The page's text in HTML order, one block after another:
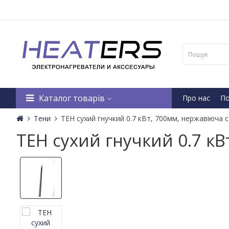
Каталог товарів Про нас
Тени ТЕН сухий гнучкий 0.7 кВт, 700мм, нержавіюча
ТЕН сухий гнучкий 0.7